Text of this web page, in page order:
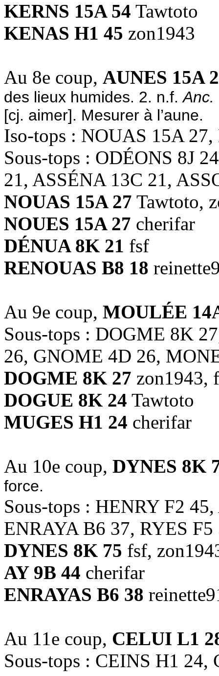
KERNS 15A 54 Tawtoto
KENAS H1 45 zon1943
Au 8e coup, AUNES 15A
des lieux humides. 2. n.f.Anc.
[cj. aimer]. Mesurer à l’aune.
Iso-tops : NOUAS 15A
Sous-tops : ODÉONS 8J
21, ASSÉNA 13C 21,
NOUAS 15A 27 Tawtoto,
NOUES 15A 27 cherifar
DÉNUA 8K 21 fsf
RENOUAS B8 18
Au 9e coup, MOULÉE
Sous-tops : DOGME 8K
26, GNOME 4D 26,
DOGME 8K 27 zon1943,
DOGUE 8K 24 Tawtoto
MUGES H1 24 cherifar
Au 10e coup, DYNES 8K
force.
Sous-tops : HENRY F2
ENRAYA B6 37, RYES F5
DYNES 8K 75 fsf,
AY 9B 44 cherifar
ENRAYAS B6 38
Au 11e coup, CELUI L1
Sous-tops : CEINS H1